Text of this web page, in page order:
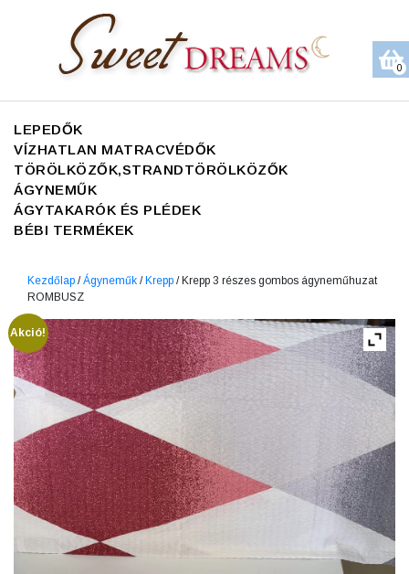
LEPEDŐK
VÍZHATLAN MATRACVÉDŐK
TÖRÖLKÖZŐK,STRANDTÖRÖLKÖZŐK
ÁGYNEMŰK
ÁGYTAKARÓK ÉS PLÉDEK
BÉBI TERMÉKEK
Kezdőlap /Ágyneműk / Krepp / Krepp 3 részes gombos ágyneműhuzat
ROMBUSZ
Akció!
0